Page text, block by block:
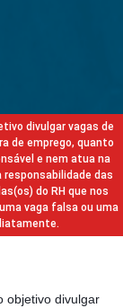
divulgar vagas de
de emprego, quanto
e nem atua na
das
do RH que nos
vaga falsa ou uma
objetivo divulgar